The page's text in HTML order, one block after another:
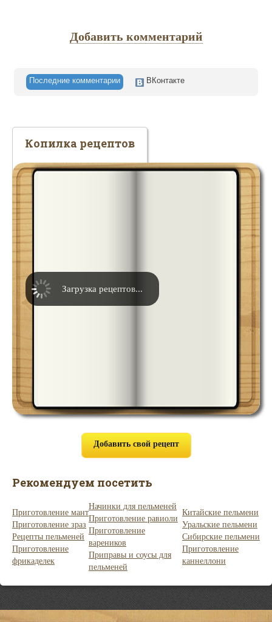
Добавить комментарий
Последние комментарии ВКонтакте
Копилка рецептов
Загрузка рецептов...
Добавить свой рецепт
Рекомендуем посетить
Приготовление мант
Приготовление зраз
Рецепты пельменей
Приготовление
фрикаделек
Начинки для пельменей
Приготовление равиоли
Приготовление
вареников
Приправы и соусы для
пельменей
Китайские пельмени
Уральские пельмени
Сибирские пельмени
Приготовление
каннеллони